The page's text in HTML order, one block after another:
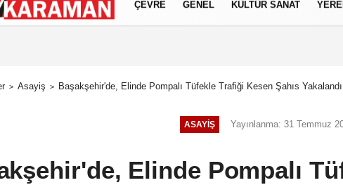
Çerez Politikası Gizlilik İlkeleri
ÇEVRE GENEL KÜLTÜR SANAT
Asayiş Başakşehir'de, Elinde Pompalı Tüfekle Trafiği Kesen Şahıs Yakalandı
ASAYIŞ Yayınlanma: 31 Temmuz
Elinde Pompalı